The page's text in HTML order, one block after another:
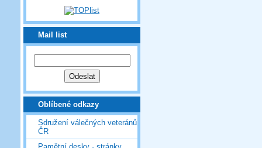
Mail list
Oblíbené odkazy
Sdružení válečných veteránů
ČR